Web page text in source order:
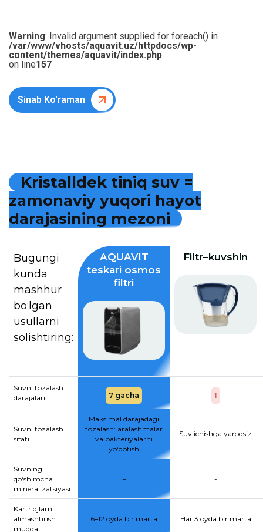
Warning: Invalid argument supplied for foreach() in
/var/www/vhosts/aquavit.uz/httpdocs/wp-
content/themes/aquavit/index.php
on line157
Sinab Ko'raman
Kristalldek tiniq suv =
zamonaviy yuqori hayot
darajasining mezoni
Bugungi
kunda
mashhur
bo‘lgan
usullarni
solishtiring:
AQUAVIT
teskari osmos
filtri
Filtr–kuvshin
Suvni tozalash
darajalari
7 gacha 1
Suvni tozalash
sifati
Maksimal darajadagi
tozalash: aralashmalar
va bakteriyalarni
yo‘qotish
Suv ichishga yaroqsiz
Suvning
qo‘shimcha
mineralizatsiyasi
+ -
Kartridjlarni
almashtirish
muddati
6–12 oyda bir marta Har 3 oyda bir marta